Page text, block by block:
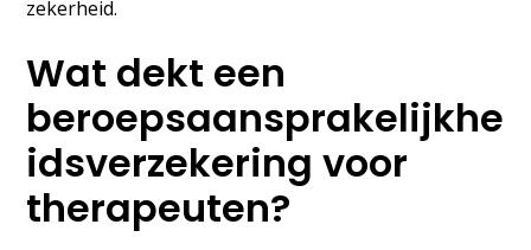
zekerheid.
Wat dekt een
beroepsaansprakelijkhe
idsverzekering voor
therapeuten?